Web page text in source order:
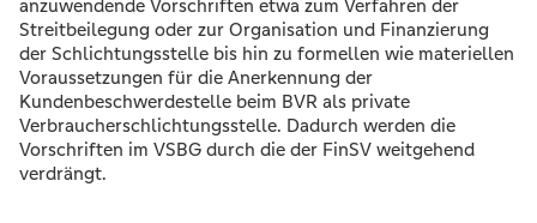
anzuwendende Vorschriften etwa zum Verfahren der
Streitbeilegung oder zur Organisation und Finanzierung
der Schlichtungsstelle bis hin zu formellen wie materiellen
Voraussetzungen für die Anerkennung der
Kundenbeschwerdestelle beim BVR als private
Verbraucherschlichtungsstelle. Dadurch werden die
Vorschriften im VSBG durch die der FinSV weitgehend
verdrängt.